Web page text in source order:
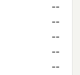
--
--
--
--
--